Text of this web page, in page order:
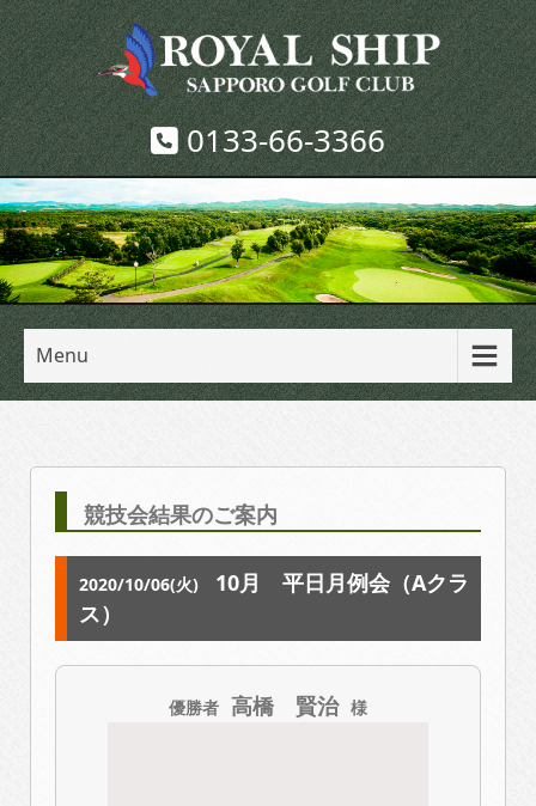
0133-66-3366
Menu
競技会結果のご案内
2020/10/06(火)
10月 平日月例会（Aクラ
ス）
優勝者 高橋 賢治 様